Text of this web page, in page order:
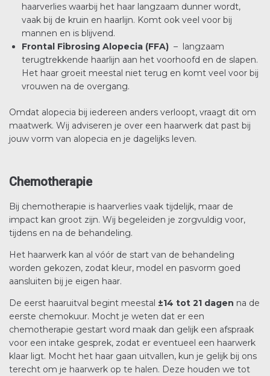
haarverlies waarbij het haar langzaam dunner wordt,
vaak bij de kruin en haarlijn. Komt ook veel voor bij
mannen en is blijvend.
Frontal Fibrosing Alopecia (FFA) – langzaam
terugtrekkende haarlijn aan het voorhoofd en de slapen.
Het haar groeit meestal niet terug en komt veel voor bij
vrouwen na de overgang.
Omdat alopecia bij iedereen anders verloopt, vraagt dit om
maatwerk. Wij adviseren je over een haarwerk dat past bij
jouw vorm van alopecia en je dagelijks leven.
Chemotherapie
Bij chemotherapie is haarverlies vaak tijdelijk, maar de
impact kan groot zijn. Wij begeleiden je zorgvuldig voor,
tijdens en na de behandeling.
Het haarwerk kan al vóór de start van de behandeling
worden gekozen, zodat kleur, model en pasvorm goed
aansluiten bij je eigen haar.
De eerst haaruitval begint meestal ±14 tot 21 dagen na de
eerste chemokuur. Mocht je weten dat er een
chemotherapie gestart word maak dan gelijk een afspraak
voor een intake gesprek, zodat er eventueel een haarwerk
klaar ligt. Mocht het haar gaan uitvallen, kun je gelijk bij ons
terecht om je haarwerk op te halen. Deze houden we tot